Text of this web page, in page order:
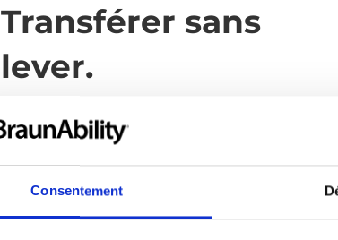
Consentement
Transférer sans
lever.
d’effectuer un transfert du fauteuil roulant
opérations pénibles et dangereuses du